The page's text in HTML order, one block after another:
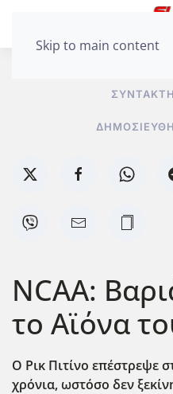
Skip to main content
NCAA:
το Αϊόνα
O Ρικ Πιτίνο επέστρεψε
χρόνια, ωστόσο δεν